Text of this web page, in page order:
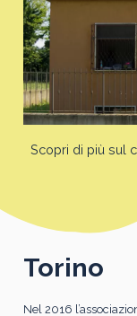
Scopri di più sul
Torino
Nel 2016